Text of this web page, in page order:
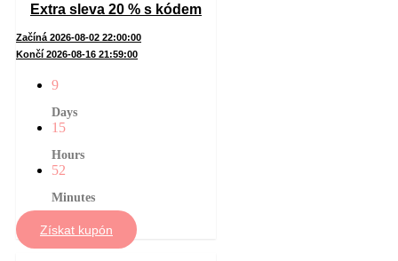
Extra sleva 20 % s kódem
Začíná 2026-08-02 22:00:00
Končí 2026-08-16 21:59:00
9
Days
15
Hours
52
Minutes
Získat kupón